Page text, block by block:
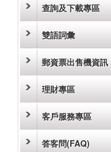
查詢及下載專區
雙語詞彙
郵資票出售機資訊
理財專區
客戶服務專區
答客問(FAQ)